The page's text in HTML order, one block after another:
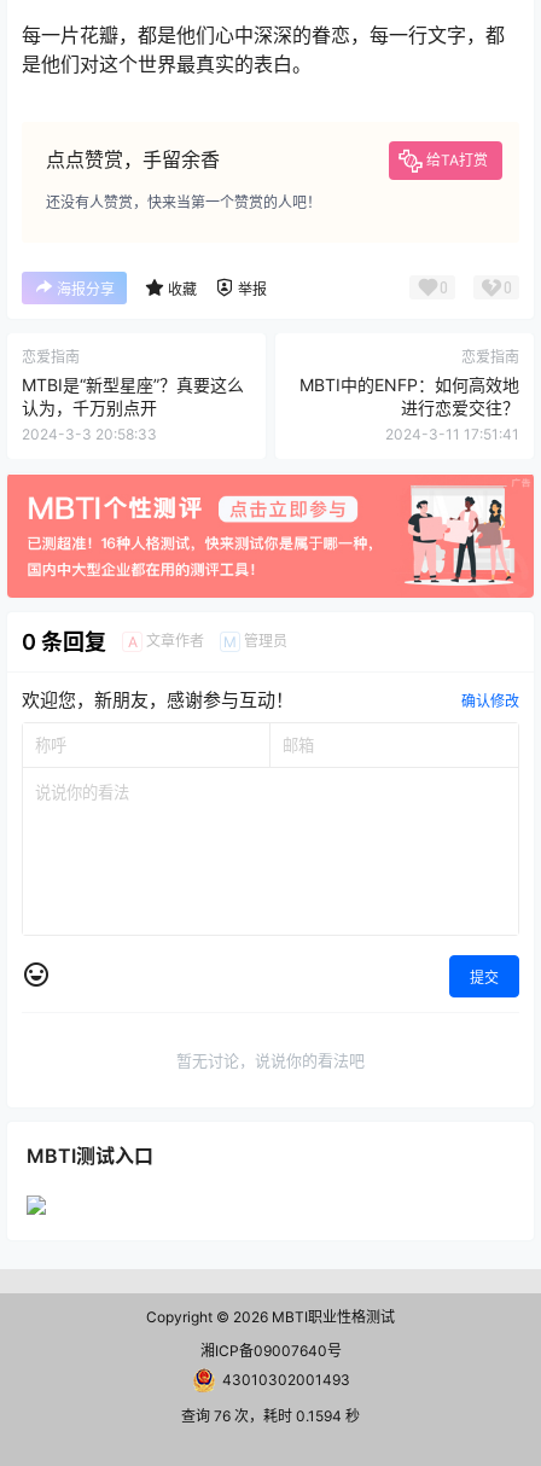
每一片花瓣，都是他们心中深深的眷恋，每一行文字，都
是他们对这个世界最真实的表白。
点点赞赏，手留余香 给TA打赏
还没有人赞赏，快来当第一个赞赏的人吧！
海报分享 收藏 举报 0 0
恋爱指南
MTBI是“新型星座”？真要这么
认为，千万别点开
2024-3-3 20:58:33
恋爱指南
MBTI中的ENFP：如何高效地
进行恋爱交往？
2024-3-11 17:51:41
0 条回复 A 文章作者 M 管理员
欢迎您，新朋友，感谢参与互动！ 确认修改
提交
暂无讨论，说说你的看法吧
MBTI测试入口
Copyright © 2026 MBTI职业性格测试
湘ICP备09007640号
43010302001493
查询 76 次，耗时 0.1594 秒